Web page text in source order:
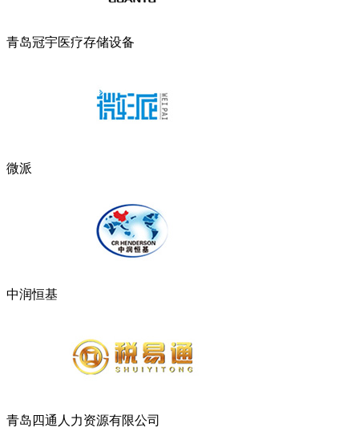
青岛冠宇医疗存储设备
微派
中润恒基
青岛四通人力资源有限公司